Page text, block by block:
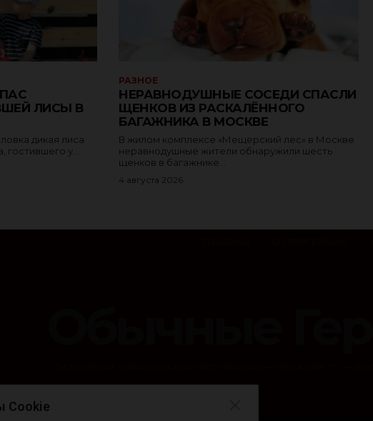
Cookie
ЛИСЫ В
дикая лиса
гостившего у...
РАЗНОЕ
НЕРАВНОДУШНЫЕ СОСЕДИ СПАСЛИ
ЩЕНКОВ ИЗ РАСКАЛЁННОГО
БАГАЖНИКА В МОСКВЕ
В жилом комплексе «Мещерский лес» в Москве
неравнодушные жители обнаружили шесть
щенков в багажнике...
4 августа 2026